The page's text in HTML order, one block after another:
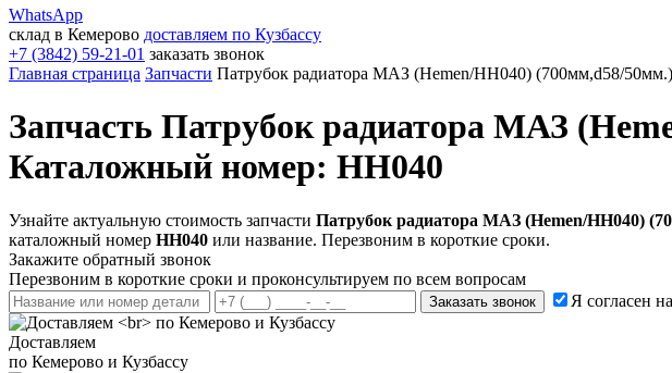
WhatsApp
склад в Кемерово доставляем по Кузбассу
+7 (3842) 59-21-01 заказать звонок
Главная страница Запчасти Патрубок радиатора МАЗ (Hemen/HH040) (700мм,d58/
Запчасть Патрубок радиатора МАЗ
Каталожный номер: HH040
Узнайте актуальную стоимость запчасти Патрубок радиатора МАЗ (Hemen/HH040)
каталожный номер HH040 или название. Перезвоним в короткие сроки.
Закажите обратный звонок
Перезвоним в короткие сроки и проконсультируем по всем вопросам
Заказать звонок Я согласен на
Доставляем
по Кемерово и Кузбассу